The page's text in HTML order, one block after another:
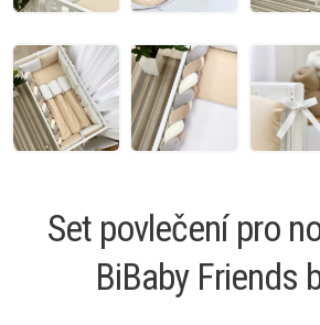
Set povlečení pro
BiBaby Friends